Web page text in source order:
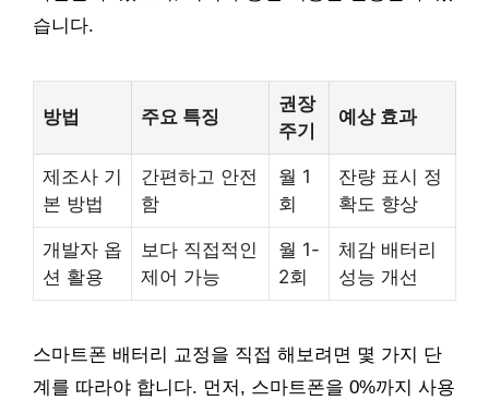
습니다.
방법 주요 특징
권장
주기
예상 효과
제조사 기
본 방법
간편하고 안전
함
월 1
회
잔량 표시 정
확도 향상
개발자 옵
션 활용
보다 직접적인
제어 가능
월 1-
2회
체감 배터리
성능 개선
스마트폰 배터리 교정을 직접 해보려면 몇 가지 단
계를 따라야 합니다. 먼저, 스마트폰을 0%까지 사용